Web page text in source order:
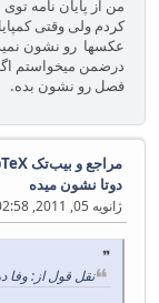
من از پایان نامه
کردم ولی وقتی
عکسها رو نشون
درضمن میخواستم
فصل رو نشون بده.
مراجع و بیب‌تک BibTeX
دوتا نشون میده
ژانویه 05, 2011, 05:02:58 بعد از ظهر
نقل قول از: وفا در ژانویه 05, 2011,